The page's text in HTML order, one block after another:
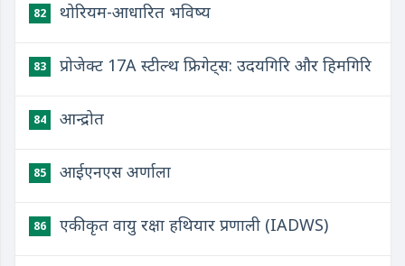
82 थोरियम-आधारित भविष्य
83 प्रोजेक्ट 17A स्टील्थ फ्रिगेट्स: उदयगिरि और हिमगिरि
84 आन्द्रोत
85 आईएनएस अर्णाला
86 एकीकृत वायु रक्षा हथियार प्रणाली (IADWS)